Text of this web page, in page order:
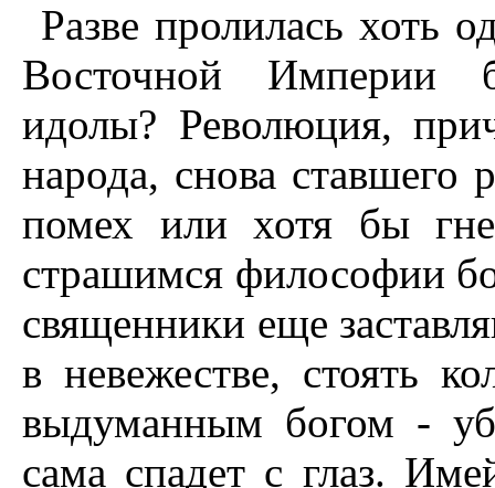
Разве пролилась хоть
Восточной Империи
идолы? Революция,
народа, снова ставшего
помех или хотя бы
страшимся философии
священники еще
в невежестве, стоять
выдуманным богом -
сама спадет с глаз.